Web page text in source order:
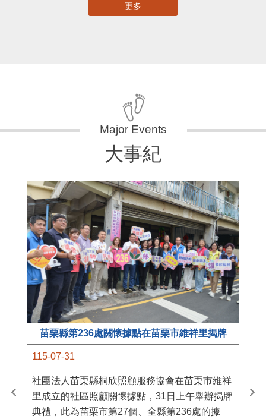
更多
大事紀
苗栗縣第236處關懷據點在苗栗市維祥里揭牌
115-07-31
社團法人苗栗縣桐欣照顧服務協會在苗栗市維祥
里成立的社區照顧關懷據點，31日上午舉辦揭牌
典禮，此為苗栗市第27個、全縣第236處的據
苗